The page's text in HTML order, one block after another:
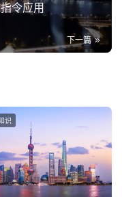
令应用
下一篇
识